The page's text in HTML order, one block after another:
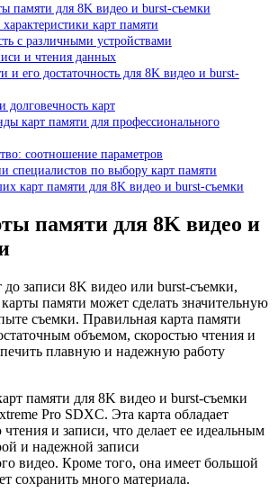
памяти для 8K видео и burst-съемки
карт памяти
с различными устройствами
и чтения данных
и его достаточность для 8K видео и burst-
долговечность карт
карт памяти для профессионального
соотношение параметров
специалистов по выбору карт памяти
карт памяти для 8K видео и burst-съемки
памяти для 8K видео и
до записи 8K видео или burst-съемки,
памяти может сделать значительную
съемки. Правильная карта памяти
объемом, скоростью чтения и
плавную и надежную работу
памяти для 8K видео и burst-съемки
Pro SDXC. Эта карта обладает
и записи, что делает ее идеальным
и надежной записи
видео. Кроме того, она имеет большой
сохранить много материала.